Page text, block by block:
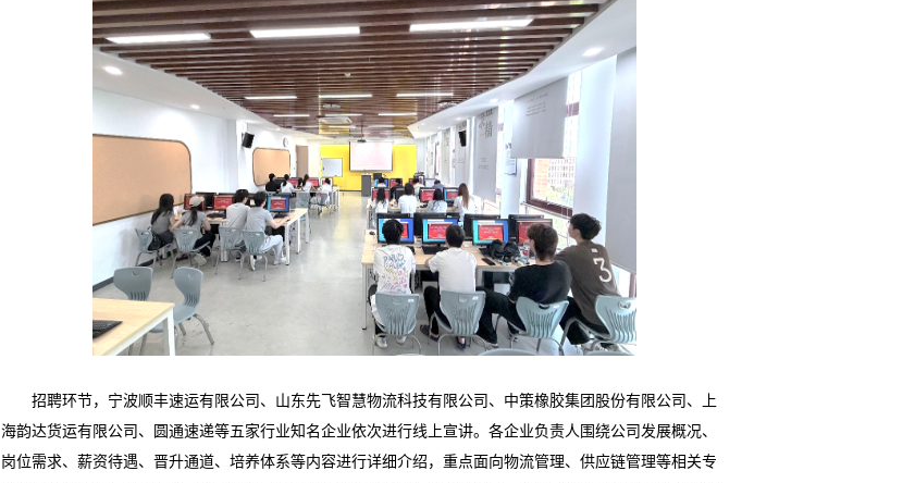
招聘环节，宁波顺丰速运有限公司、山东先飞智慧物流科技有限公司、中策橡胶集团股份有限公司、上
海韵达货运有限公司、圆通速递等五家行业知名企业依次进行线上宣讲。各企业负责人围绕公司发展概况、
岗位需求、薪资待遇、晋升通道、培养体系等内容进行详细介绍，重点面向物流管理、供应链管理等相关专